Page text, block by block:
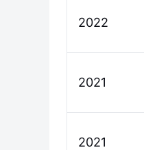
2022
2021
2021